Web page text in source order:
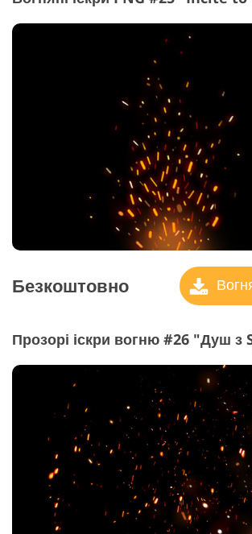
Безкоштовно
Прозорі іскри вогню #26 "Душ з